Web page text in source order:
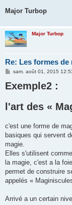
Major Turbop
Major Turbop
Re: Les formes de
M
s
s
e
sam. août 01, 2015
Exemple2 :
l'art des «
c'est une forme de
basiques qui servent
magie.
Elles s'utilisent
la magie, c'est a la
permet de construire
appelés «
Arrivé a un certain